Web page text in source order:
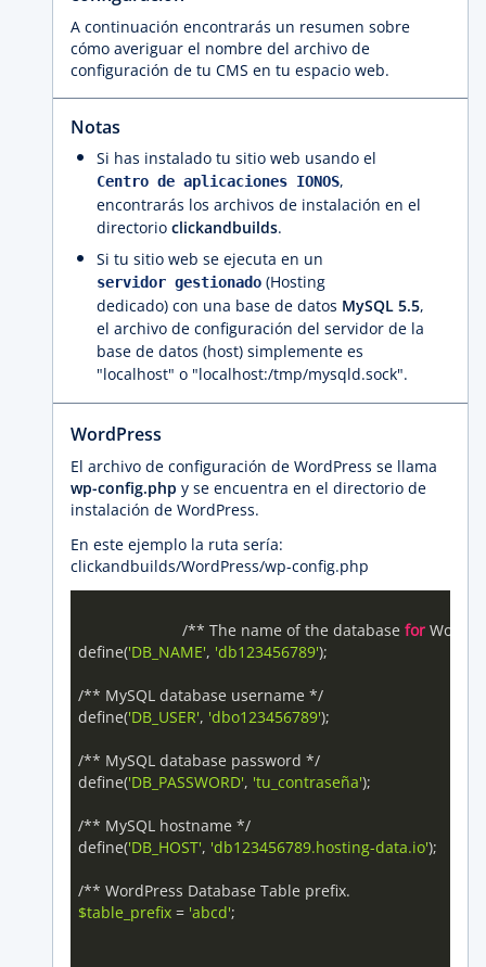
A continuación encontrarás un resumen sobre
cómo averiguar el nombre del archivo de
configuración de tu CMS en tu espacio web.
Notas
Si has instalado tu sitio web usando el
Centro de aplicaciones IONOS,
encontrarás los archivos de instalación en el
directorio clickandbuilds.
Si tu sitio web se ejecuta en un
servidor gestionado (Hosting
dedicado) con una base de datos MySQL 5.5,
el archivo de configuración del servidor de la
base de datos (host) simplemente es
"localhost" o "localhost:/tmp/mysqld.sock".
WordPress
El archivo de configuración de WordPress se llama
wp-config.php y se encuentra en el directorio de
instalación de WordPress.
En este ejemplo la ruta sería:
clickandbuilds/WordPress/wp-config.php
			/** The name of the database
for
define('DB_NAME', 'db123456789');
/** MySQL database username */
define('DB_USER', 'dbo123456789');
/** MySQL database password */
define('DB_PASSWORD', 'tu_contraseña');
/** MySQL hostname */
define('DB_HOST', 'db123456789.hosting-data.io');
$table_prefix = 'abcd';